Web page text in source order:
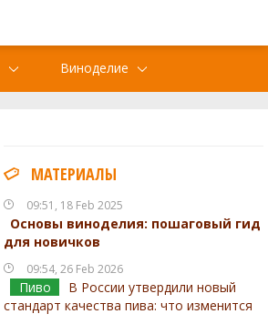
Виноделие
МАТЕРИАЛЫ
09:51, 18 Feb 2025
Основы виноделия: пошаговый гид
для новичков
09:54, 26 Feb 2026
Пиво
В России утвердили новый
стандарт качества пива: что изменится